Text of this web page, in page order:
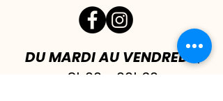
DU MARDI AU VENDREDI |
8h00 - 00h30